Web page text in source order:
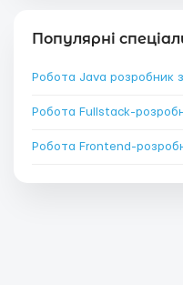
Популярні
Робота Java розробник
Робота Fullstack-
Робота Frontend-